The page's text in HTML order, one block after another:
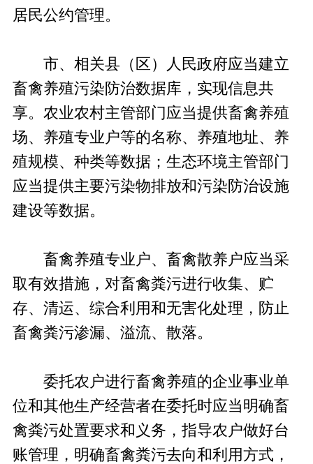
居民公约管理。
市、相关县（区）人民政府应当建立
畜禽养殖污染防治数据库，实现信息共
享。农业农村主管部门应当提供畜禽养殖
场、养殖专业户等的名称、养殖地址、养
殖规模、种类等数据；生态环境主管部门
应当提供主要污染物排放和污染防治设施
建设等数据。
畜禽养殖专业户、畜禽散养户应当采
取有效措施，对畜禽粪污进行收集、贮
存、清运、综合利用和无害化处理，防止
畜禽粪污渗漏、溢流、散落。
委托农户进行畜禽养殖的企业事业单
位和其他生产经营者在委托时应当明确畜
禽粪污处置要求和义务，指导农户做好台
账管理，明确畜禽粪污去向和利用方式，